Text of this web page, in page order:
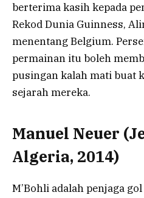
berterima kasih kepada
Rekod Dunia Guinness,
menentang Belgium.
permainan itu boleh
pusingan kalah mati buat
sejarah mereka.
Manuel Neuer
Algeria, 2014)
M’Bohli adalah penjaga